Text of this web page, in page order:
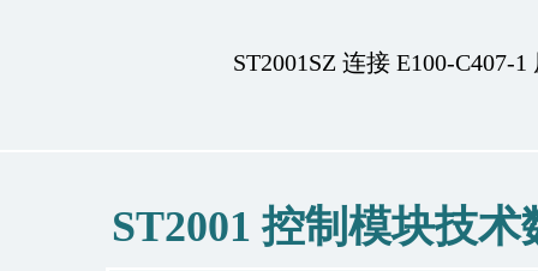
ST2001SZ 连接 E100-C407-
ST2001 控制模块技术